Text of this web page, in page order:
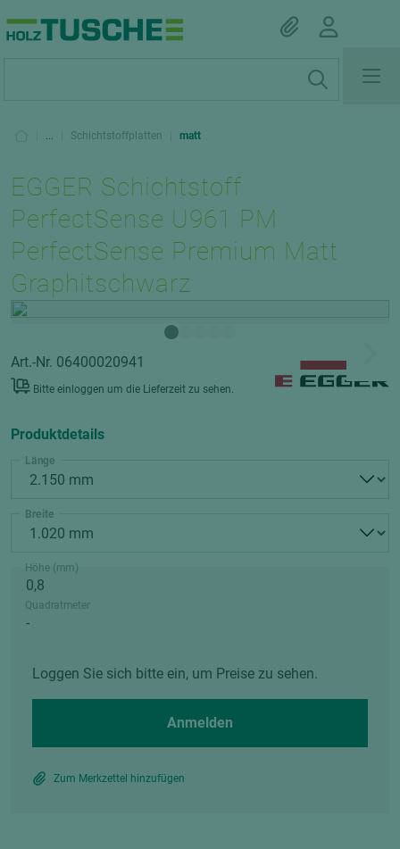
... Schichtstoffplatten matt
EGGER Schichtstoff
PerfectSense U961 PM
PerfectSense Premium Matt
Graphitschwarz
Art.-Nr. 06400020941
Bitte einloggen um die Lieferzeit zu sehen.
Produktdetails
Länge
Breite
Höhe (mm)
Quadratmeter
Loggen Sie sich bitte ein, um Preise zu sehen.
Anmelden
Zum Merkzettel hinzufügen